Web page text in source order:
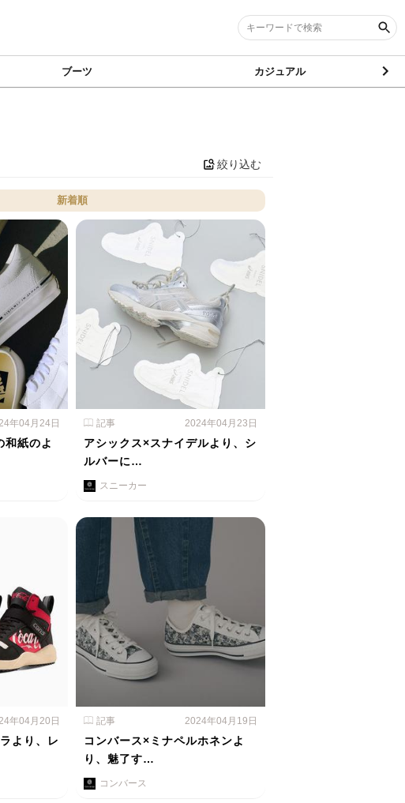
ブーツ カジュアル
絞り込む
新着順
年04月24日
和紙のよ
記事 2024年04月23日
アシックス×スナイデルより、シ
ルバーに…
スニーカー
年04月20日
より、レ
記事 2024年04月19日
コンバース×ミナペルホネンよ
り、魅了す…
コンバース